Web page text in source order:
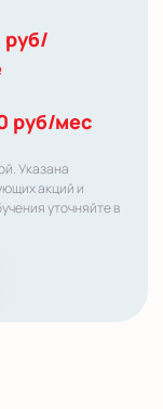
руб/
руб/мес
Указана
акций и
уточняйте в